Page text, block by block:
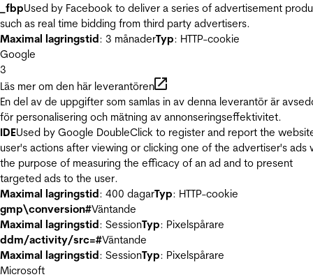
_fbpUsed by Facebook to deliver a series of advertisement
such as real time bidding from third party advertisers.
Maximal lagringstid: 3 månaderTyp: HTTP-cookie
Google
3
Läs mer om den här leverantören
En del av de uppgifter som samlas in av denna leverantör är
för personalisering och mätning av annonseringseffektivitet.
IDEUsed by Google DoubleClick to register and report the
user's actions after viewing or clicking one of the advertiser's ads
the purpose of measuring the efficacy of an ad and to present
targeted ads to the user.
Maximal lagringstid: 400 dagarTyp: HTTP-cookie
gmp\conversion#Väntande
Maximal lagringstid: SessionTyp: Pixelspårare
ddm/activity/src=#Väntande
Maximal lagringstid: SessionTyp: Pixelspårare
Microsoft